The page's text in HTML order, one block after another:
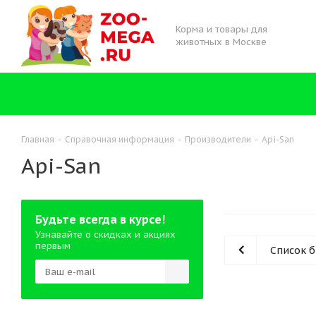
Корма и товары для
животных в Москве
Главная - Справочная информация - Производители - Api-San
Api-San
Список
Будьте всегда в курсе!
Узнавайте о скидках и акциях
первым